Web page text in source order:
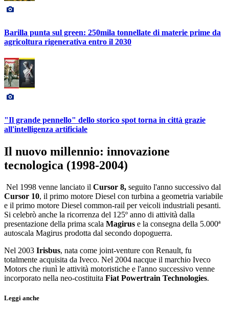
Barilla punta sul green: 250mila tonnellate di materie prime da
agricoltura rigenerativa entro il 2030
"Il grande pennello" dello storico spot torna in città grazie
all'intelligenza artificiale
Il nuovo millennio: innovazione
tecnologica (1998-2004)
Nel 1998 venne lanciato il Cursor 8, seguito l'anno successivo dal
Cursor 10, il primo motore Diesel con turbina a geometria variabile
e il primo motore Diesel common-rail per veicoli industriali pesanti.
Si celebrò anche la ricorrenza del 125º anno di attività dalla
presentazione della prima scala Magirus e la consegna della 5.000ª
autoscala Magirus prodotta dal secondo dopoguerra.
Nel 2003 Irisbus, nata come joint-venture con Renault, fu
totalmente acquisita da Iveco. Nel 2004 nacque il marchio Iveco
Motors che riunì le attività motoristiche e l'anno successivo venne
incorporato nella neo-costituita Fiat Powertrain Technologies.
Leggi anche